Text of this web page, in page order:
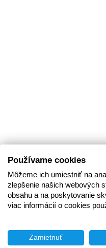
Používame cookies
Môžeme ich umiestniť na
zlepšenie našich webových
obsahu a na poskytovanie
viac informácií o cookies
Zamietnuť